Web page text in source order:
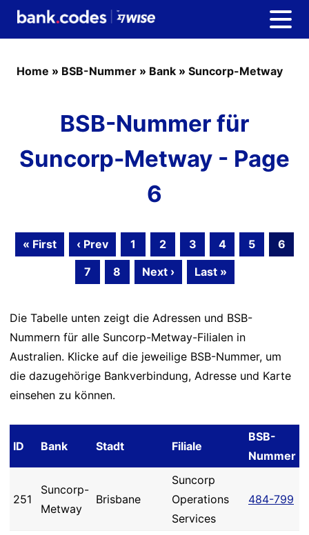
Home » BSB-Nummer » Bank » Suncorp-Metway
BSB-Nummer für
Suncorp-Metway - Page
6
« First ‹ Prev 1 2 3 4 5
6
7
8 Next › Last »
Die Tabelle unten zeigt die Adressen und BSB-
Nummern für alle Suncorp-Metway-Filialen in
Australien. Klicke auf die jeweilige BSB-Nummer, um
die dazugehörige Bankverbindung, Adresse und Karte
einsehen zu können.
ID Bank Stadt Filiale
BSB-
Nummer
251
Suncorp-
Metway
Brisbane
Suncorp
Operations
Services
484-799